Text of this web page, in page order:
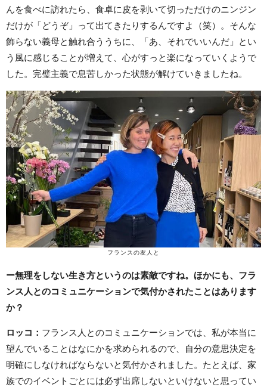
んを食べに訪れたら、食卓に皮を剥いて切っただけのニンジン
だけが「どうぞ」って出てきたりするんですよ（笑）。そんな
飾らない義母と触れ合ううちに、「あ、それでいいんだ」とい
う風に感じることが増えて、心がすっと楽になっていくようで
した。完璧主義で息苦しかった状態が解けていきましたね。
フランスの友人と
ー無理をしない生き方というのは素敵ですね。ほかにも、フラ
ンス人とのコミュニケーションで気付かされたことはあります
か？
ロッコ ： フランス人とのコミュニケーションでは、私が本当に
望んでいることはなにかを求められるので、自分の意思決定を
明確にしなければならないと気付かされました。たとえば、家
族でのイベントごとには必ず出席しないといけないと思ってい